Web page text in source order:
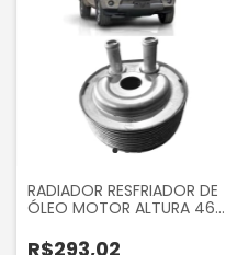
RADIADOR RESFRIADOR DE
ÓLEO MOTOR ALTURA 46
2013... 16V
R$293,02